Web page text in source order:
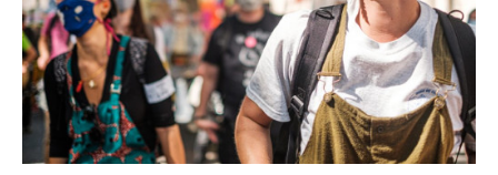
Open Call
Doe Mee
Klimaatstress